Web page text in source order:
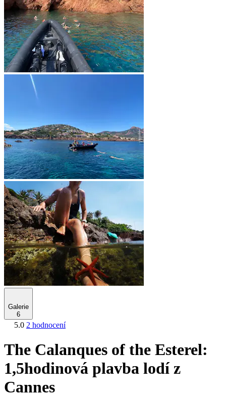
Galerie
6
5.0 2 hodnocení
The Calanques of the Esterel:
1,5hodinová plavba lodí z
Cannes